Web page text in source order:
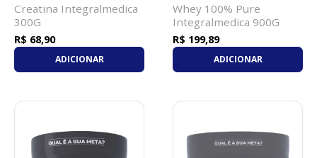
Creatina Integralmedica
300G
R$ 68,90
ADICIONAR
Whey 100% Pure
Integralmedica 900G
Morango
R$ 199,89
ADICIONAR